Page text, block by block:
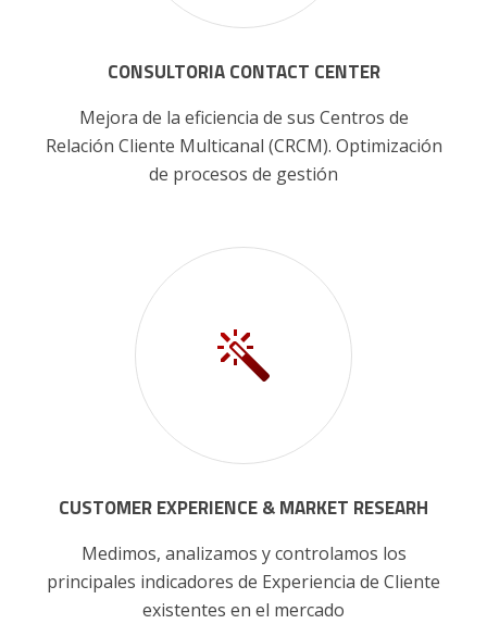
CONSULTORIA CONTACT CENTER
Mejora de la eficiencia de sus Centros de
Relación Cliente Multicanal (CRCM). Optimización
de procesos de gestión
CUSTOMER EXPERIENCE & MARKET RESEARH
Medimos, analizamos y controlamos los
principales indicadores de Experiencia de Cliente
existentes en el mercado